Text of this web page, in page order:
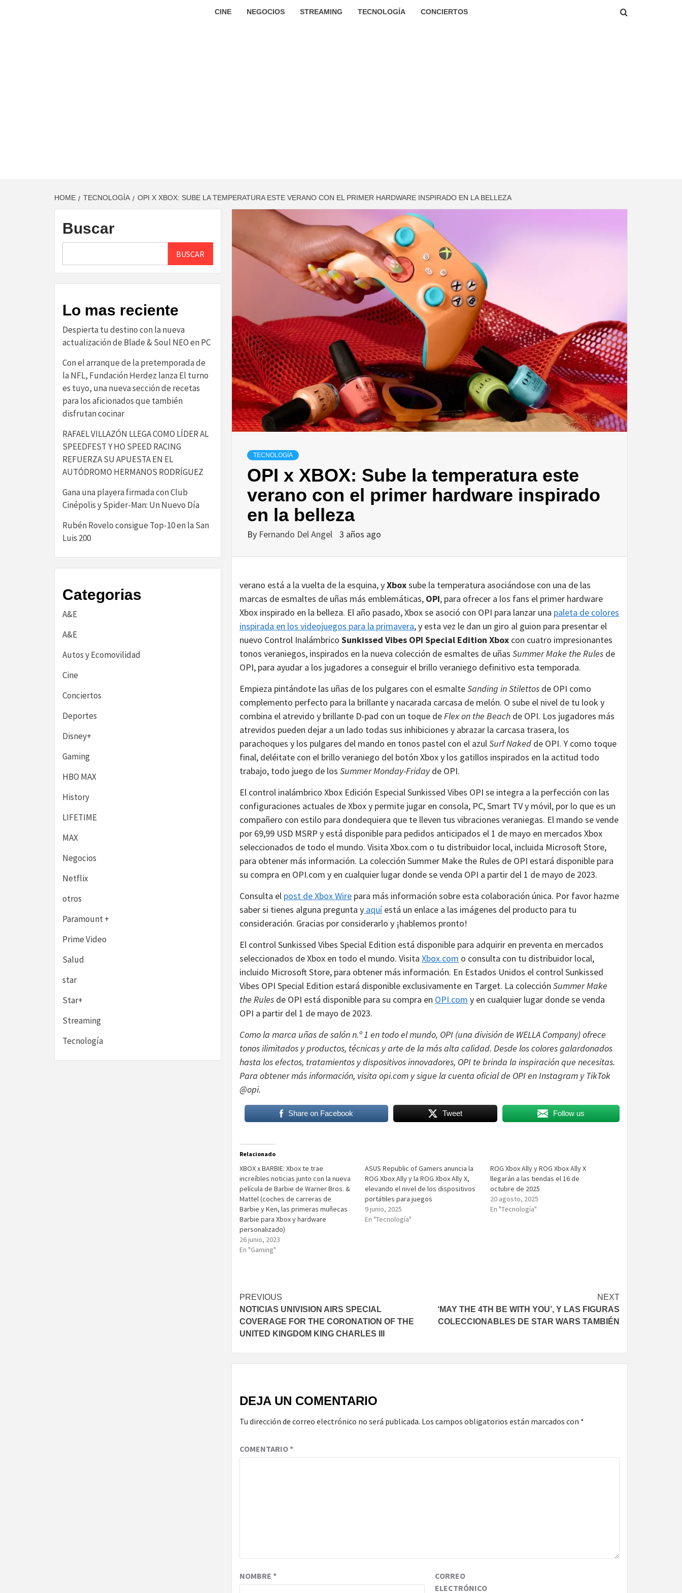
CINE NEGOCIOS STREAMING TECNOLOGÍA CONCIERTOS
HOME TECNOLOGÍA OPI X XBOX: SUBE LA TEMPERATURA ESTE VERANO CON EL PRIMER HARDWARE INSPIRADO EN LA BELLEZA
TECNOLOGÍA
OPI x XBOX: Sube la temperatura este
verano con el primer hardware inspirado
en la belleza
By Fernando Del Angel 3 años ago
verano está a la vuelta de la esquina, yXboxsube la temperatura asociándose con una de las
marcas de esmaltes de uñas más emblemáticas, OPI, para ofrecer a los fans el primer hardware
Xbox inspirado en la belleza. El año pasado, Xbox se asoció con OPI para lanzar una paleta de colores
inspirada en los videojuegos para la primavera, y esta vez le dan un giro al guion para presentar el
nuevo Control Inalámbrico Sunkissed Vibes OPI Special Edition Xbox con cuatro impresionantes
tonos veraniegos, inspirados en la nueva colección de esmaltes de uñas Summer Make the Rules de
OPI, para ayudar a los jugadores a conseguir el brillo veraniego definitivo esta temporada.
Empieza pintándote las uñas de los pulgares con el esmalteSanding in Stilettos de OPI como
complemento perfecto para la brillante y nacarada carcasa de melón. O sube el nivel de tu look y
combina el atrevido y brillante D-pad con un toque deFlex on the Beach de OPI. Los jugadores más
atrevidos pueden dejar a un lado todas sus inhibiciones y abrazar la carcasa trasera, los
parachoques y los pulgares del mando en tonos pastel con el azulSurf Naked de OPI. Y como toque
final, deléitate con el brillo veraniego del botón Xbox y los gatillos inspirados en la actitud todo
trabajo, todo juego de los Summer Monday-Fridayde OPI.
El control inalámbrico Xbox Edición Especial Sunkissed Vibes OPI se integra a la perfección con las
configuraciones actuales de Xbox y permite jugar en consola, PC, Smart TV y móvil, por lo que es un
compañero con estilo para dondequiera que te lleven tus vibraciones veraniegas. El mando se vende
por 69,99 USD MSRP y está disponible para pedidos anticipados el 1 de mayo en mercados Xbox
seleccionados de todo el mundo. Visita Xbox.com o tu distribuidor local, incluida Microsoft Store,
para obtener más información. La colección Summer Make the Rules de OPI estará disponible para
su compra en OPI.com y en cualquier lugar donde se venda OPI a partir del 1 de mayo de 2023.
Consulta el post de Xbox Wire para más información sobre esta colaboración única. Por favor hazme
saber si tienes alguna pregunta y aquíestá un enlace a las imágenes del producto para tu
consideración. Gracias por considerarlo y ¡hablemos pronto!
El control Sunkissed Vibes Special Edition está disponible para adquirir en preventa en mercados
seleccionados de Xbox en todo el mundo. Visita Xbox.com o consulta con tu distribuidor local,
incluido Microsoft Store, para obtener más información. En Estados Unidos el control Sunkissed
Vibes OPI Special Edition estará disponible exclusivamente en Target. La colección Summer Make
the Rules de OPI está disponible para su compra en OPI.com y en cualquier lugar donde se venda
OPI a partir del 1 de mayo de 2023.
Como la marca uñas de salón n.º 1 en todo el mundo, OPI (una división de WELLA Company) ofrece
tonos ilimitados y productos, técnicas y arte de la más alta calidad. Desde los colores galardonados
hasta los efectos, tratamientos y dispositivos innovadores, OPI te brinda la inspiración que necesitas.
Para obtener más información, visita opi.com y sigue la cuenta oficial de OPI en Instagram y TikTok
@opi.
Share on Facebook Tweet Follow us
Relacionado
XBOX x BARBIE: Xbox te trae
increíbles noticias junto con la nueva
película de Barbie de Warner Bros. &
Mattel (coches de carreras de
Barbie y Ken, las primeras muñecas
Barbie para Xbox y hardware
personalizado)
26 junio, 2023
En "Gaming"
ASUS Republic of Gamers anuncia la
ROG Xbox Ally y la ROG Xbox Ally X,
elevando el nivel de los dispositivos
portátiles para juegos
9 junio, 2025
En "Tecnología"
ROG Xbox Ally y ROG Xbox Ally X
llegarán a las tiendas el 16 de
octubre de 2025
20 agosto, 2025
En "Tecnología"
Post
navigation
PREVIOUS
NOTICIAS UNIVISION AIRS SPECIAL
COVERAGE FOR THE CORONATION OF THE
UNITED KINGDOM KING CHARLES III
NEXT
‘MAY THE 4TH BE WITH YOU’, Y LAS FIGURAS
COLECCIONABLES DE STAR WARS TAMBIÉN
DEJA UN COMENTARIO
Tu dirección de correo electrónico no será publicada. Los campos obligatorios están marcados con *
COMENTARIO*
NOMBRE *
CORREO
ELECTRÓNICO
Buscar
BUSCAR
Lo mas reciente
Despierta tu destino con la nueva
actualización de Blade & Soul NEO en PC
Con el arranque de la pretemporada de
la NFL, Fundación Herdez lanza El turno
es tuyo, una nueva sección de recetas
para los aficionados que también
disfrutan cocinar
RAFAEL VILLAZÓN LLEGA COMO LÍDER AL
SPEEDFEST Y HO SPEED RACING
REFUERZA SU APUESTA EN EL
AUTÓDROMO HERMANOS RODRÍGUEZ
Gana una playera firmada con Club
Cinépolis y Spider-Man: Un Nuevo Día
Rubén Rovelo consigue Top-10 en la San
Luis 200
Categorias
A&E
A&E
Autos y Ecomovilidad
Cine
Conciertos
Deportes
Disney+
Gaming
HBO MAX
History
LIFETIME
MAX
Negocios
Netflix
otros
Paramount +
Prime Video
Salud
star
Star+
Streaming
Tecnología